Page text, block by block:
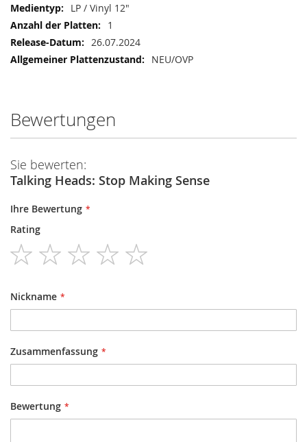
LP / Vinyl 12"
1
26.07.2024
NEU/OVP
Bewertungen
Sie bewerten:
Talking Heads: Stop Making Sense
Ihre Bewertung
Rating
1
star
2
stars
3
stars
4
stars
Nickname
Zusammenfassung
Bewertung